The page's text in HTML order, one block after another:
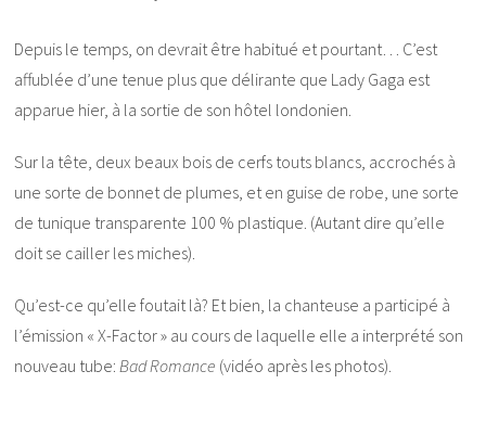
Depuis le temps, on devrait être habitué et pourtant… C’est
affublée d’une tenue plus que délirante que Lady Gaga est
apparue hier, à la sortie de son hôtel londonien.
Sur la tête, deux beaux bois de cerfs touts blancs, accrochés à
une sorte de bonnet de plumes, et en guise de robe, une sorte
de tunique transparente 100 % plastique. (Autant dire qu’elle
doit se cailler les miches).
Qu’est-ce qu’elle foutait là? Et bien, la chanteuse a participé à
l’émission « X-Factor » au cours de laquelle elle a interprété son
nouveau tube:Bad Romance (vidéo après les photos).